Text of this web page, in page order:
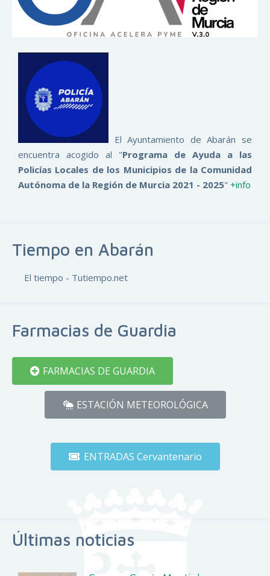
El Ayuntamiento de Abarán se
encuentra acogido al "Programa de Ayuda a las
Policías Locales de los Municipios de la Comunidad
Autónoma de la Región de Murcia 2021 - 2025" +info
Tiempo en Abarán
El tiempo - Tutiempo.net
Farmacias de Guardia
FARMACIAS DE GUARDIA
ESTACIÓN METEOROLÓGICA
ENTRADAS Cervantenario
Últimas noticias